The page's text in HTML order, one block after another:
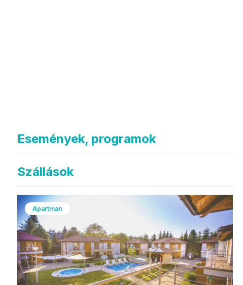
Események, programok
Szállások
Apartman